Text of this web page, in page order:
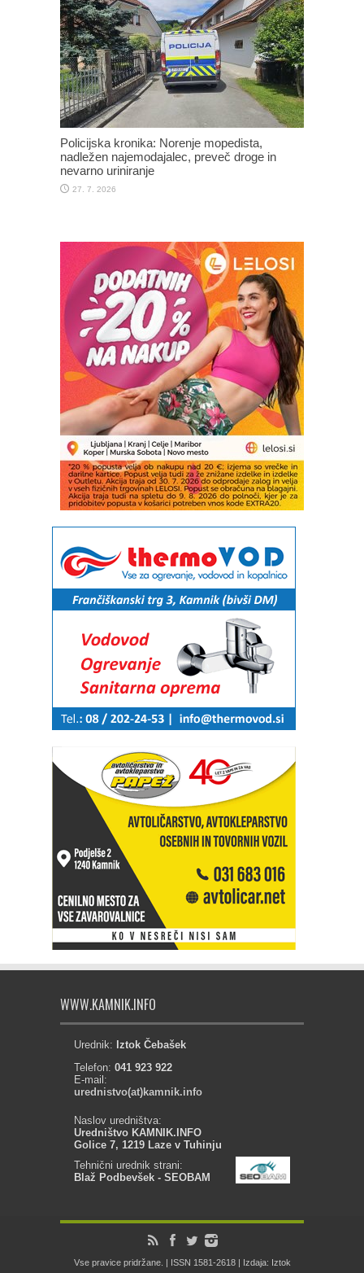
Policijska kronika: Norenje mopedista,
nadležen najemodajalec, preveč droge in
nevarno uriniranje
27. 7. 2026
WWW.KAMNIK.INFO
Urednik: Iztok Čebašek
Telefon: 041 923 922
E-mail:
urednistvo(at)kamnik.info
Naslov uredništva:
Uredništvo KAMNIK.INFO
Golice 7, 1219 Laze v Tuhinju
Tehnični urednik strani:
Blaž Podbevšek - SEOBAM
Vse pravice pridržane. | ISSN 1581-2618 | Izdaja: Iztok